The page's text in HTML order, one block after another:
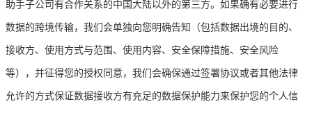
助手子公司有合作关系的中国大陆以外的第三方。如果确有必要进行
数据的跨境传输，我们会单独向您明确告知（包括数据出境的目的、
接收方、使用方式与范围、使用内容、安全保障措施、安全风险
等），并征得您的授权同意，我们会确保通过签署协议或者其他法律
允许的方式保证数据接收方有充足的数据保护能力来保护您的个人信